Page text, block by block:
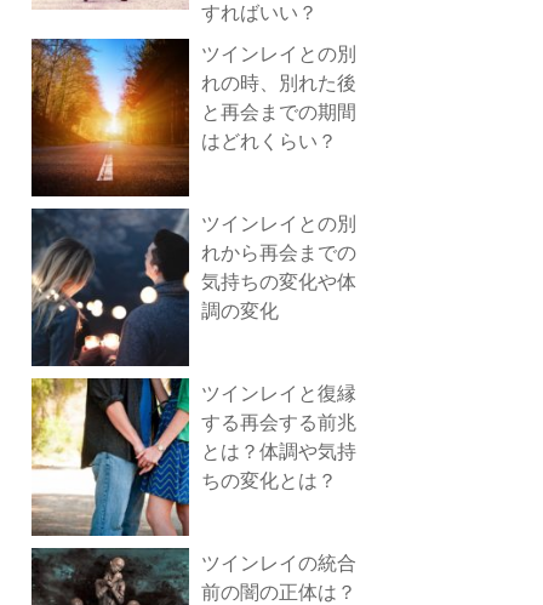
すればいい？
ツインレイとの別
れの時、別れた後
と再会までの期間
はどれくらい？
ツインレイとの別
れから再会までの
気持ちの変化や体
調の変化
ツインレイと復縁
する再会する前兆
とは？体調や気持
ちの変化とは？
ツインレイの統合
前の闇の正体は？